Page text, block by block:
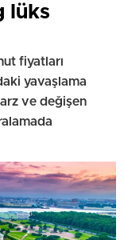
lüks
fiyatları
yavaşlama
ve değişen